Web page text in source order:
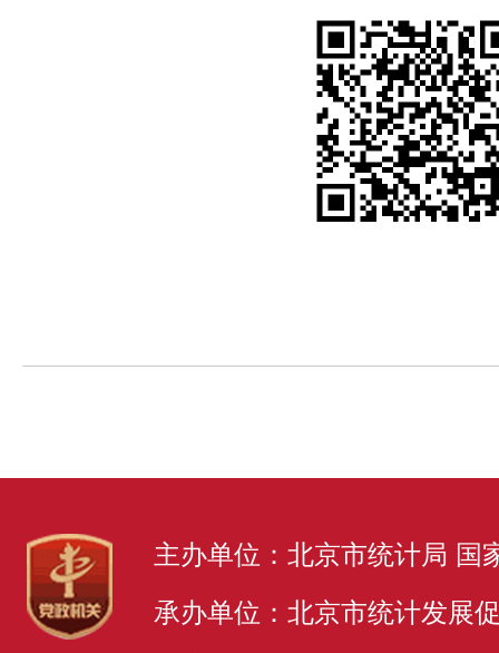
主办单位：北京市统计局 国
承办单位：北京市统计发展